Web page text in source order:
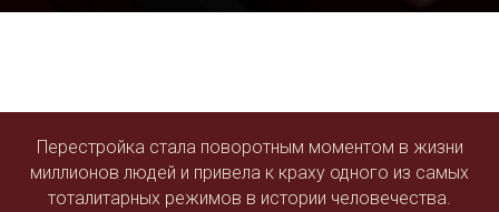
Перестройка стала поворотным моментом в жизни
миллионов людей и привела к краху одного из самых
тоталитарных режимов в истории человечества.